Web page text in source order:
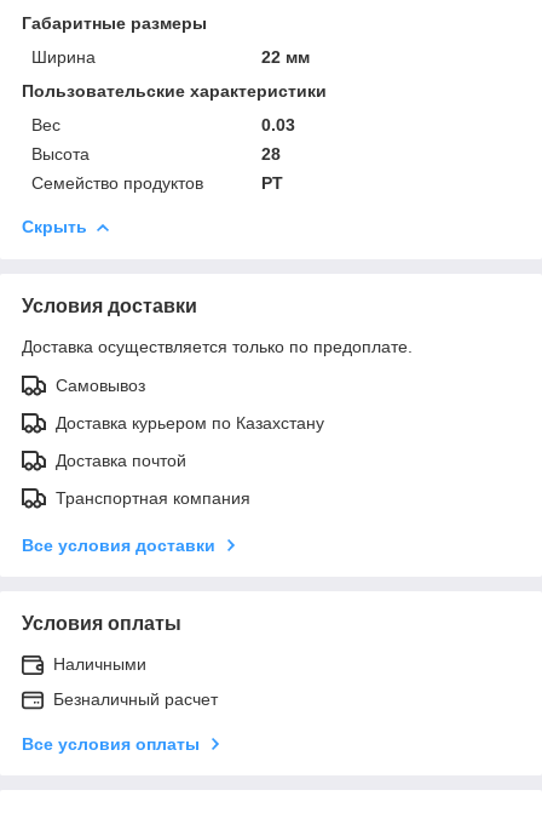
Габаритные размеры
Ширина
22 мм
Пользовательские характеристики
Вес
0.03
Высота
28
Семейство продуктов
PT
Скрыть
Условия доставки
Доставка осуществляется только по предоплате.
Самовывоз
Доставка курьером по Казахстану
Доставка почтой
Транспортная компания
Все условия доставки
Условия оплаты
Наличными
Безналичный расчет
Все условия оплаты